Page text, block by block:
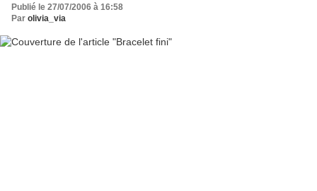
Publié le 27/07/2006 à 16:58
Par olivia_via